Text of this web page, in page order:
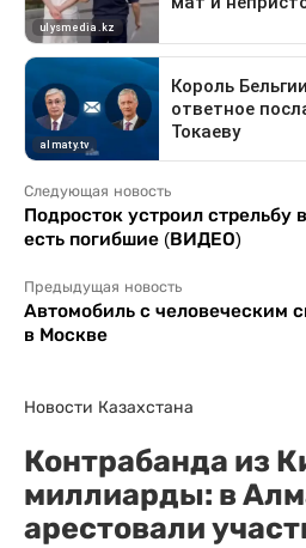
Следующая новость
Подросток устроил стрельбу
есть погибшие (ВИДЕО)
Предыдущая новость
Автомобиль с человеческим
в Москве
Новости Казахстана
Контрабанда из
миллиарды: в
арестовали